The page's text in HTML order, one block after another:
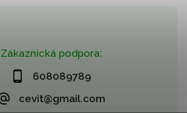
Zákaznická podpora:
608089789
cevit@gmail.com